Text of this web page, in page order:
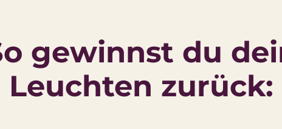
gewinnst du
Leuchten zurück: